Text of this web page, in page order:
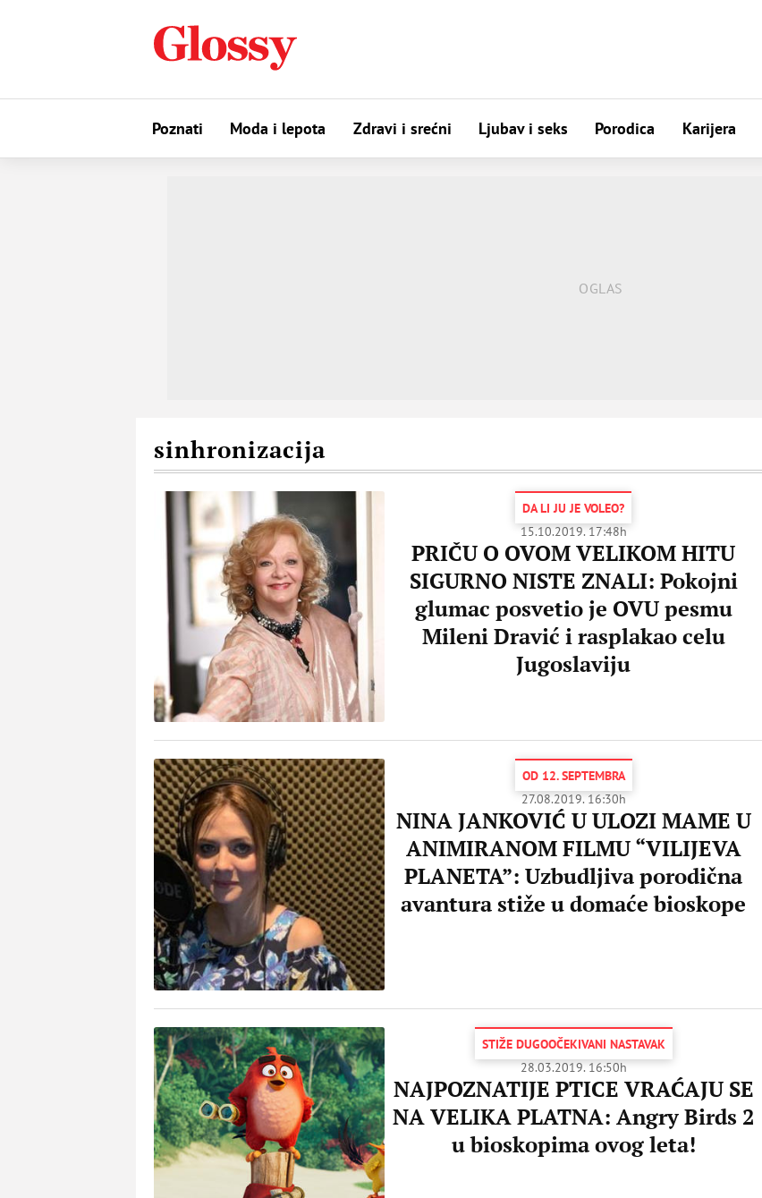
Poznati Moda i lepota Zdravi i srećni Ljubav i seks Porodica Karijera
sinhronizacija
DA LI JU JE VOLEO?
15.10.2019. 17:48h
PRIČU O OVOM VELIKOM HITU
SIGURNO NISTE ZNALI: Pokojni
glumac posvetio je OVU pesmu
Mileni Dravić i rasplakao celu
Jugoslaviju
OD 12. SEPTEMBRA
27.08.2019. 16:30h
NINA JANKOVIĆ U ULOZI MAME U
ANIMIRANOM FILMU “VILIJEVA
PLANETA”: Uzbudljiva porodična
avantura stiže u domaće bioskope
STIŽE DUGOOČEKIVANI NASTAVAK
28.03.2019. 16:50h
NAJPOZNATIJE PTICE VRAĆAJU SE
NA VELIKA PLATNA: Angry Birds 2
u bioskopima ovog leta!